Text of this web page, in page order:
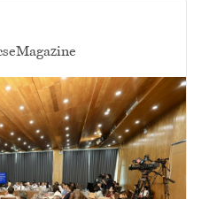
eMagazine